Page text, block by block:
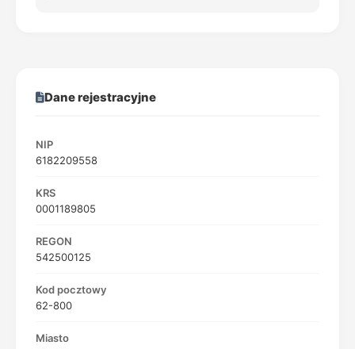
Dane rejestracyjne
NIP
6182209558
KRS
0001189805
REGON
542500125
Kod pocztowy
62-800
Miasto